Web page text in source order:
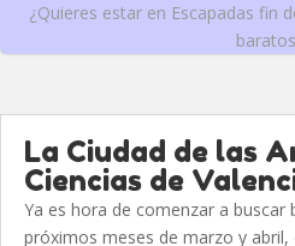
¿Quieres estar en Escapadas fin
La Ciudad de las
Ciencias de
Ya es hora de comenzar a buscar
próximos meses de marzo y